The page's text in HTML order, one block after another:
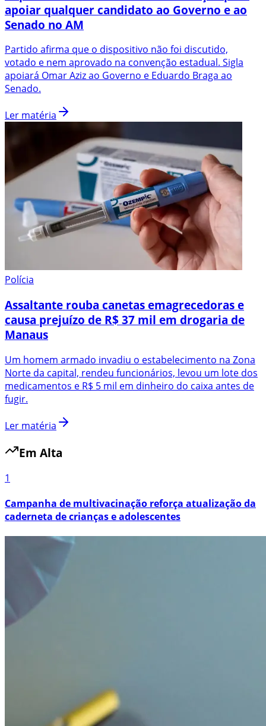
apoiar qualquer candidato ao Governo e ao
Senado no AM
Partido afirma que o dispositivo não foi discutido,
votado e nem aprovado na convenção estadual. Sigla
apoiará Omar Aziz ao Governo e Eduardo Braga ao
Senado.
Ler matéria
Polícia
Assaltante rouba canetas emagrecedoras e
causa prejuízo de R$ 37 mil em drogaria de
Manaus
Um homem armado invadiu o estabelecimento na Zona
Norte da capital, rendeu funcionários, levou um lote dos
medicamentos e R$ 5 mil em dinheiro do caixa antes de
fugir.
Ler matéria
Em Alta
1
Campanha de multivacinação reforça atualização da
caderneta de crianças e adolescentes